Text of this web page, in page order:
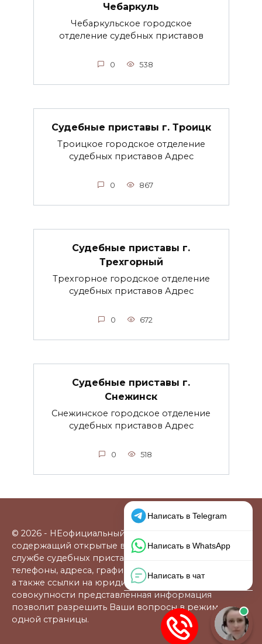
Чебаркуль
Чебаркульское городское
отделение судебных приставов
0 538
Судебные приставы г. Троицк
Троицкое городское отделение
судебных приставов Адрес
0 867
Судебные приставы г.
Трехгорный
Трехгорное городское отделение
судебных приставов Адрес
0 672
Судебные приставы г.
Снежинск
Снежинское городское отделение
судебных приставов Адрес
0 518
© 2026 - НЕофициальный информационный сайт,
содержащий открытые выверенные данные о
службе судебных приставов: официальные сайты,
телефоны, адреса, графики работы, схемы проезда,
а также ссылки на юридические фирмы. В
совокупности представленная информация
позволит разрешить Ваши вопросы в режиме
одной страницы.